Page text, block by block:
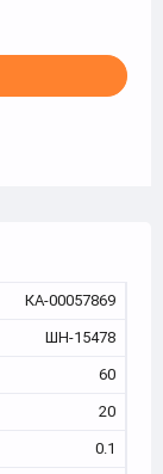
КА-00057869
ШН-15478
60
20
0.1